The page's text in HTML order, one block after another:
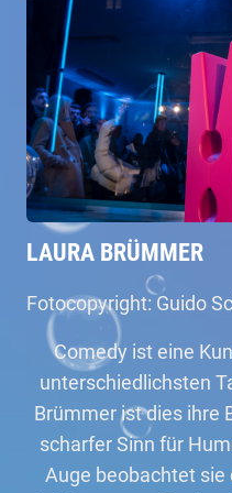
LAURA BRÜMMER
Fotocopyright: Guido
Comedy ist eine
unterschiedlichsten
Brümmer ist dies ihre
scharfer Sinn für
Auge beobachtet sie